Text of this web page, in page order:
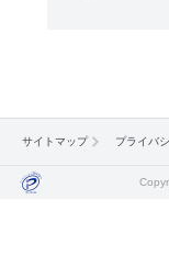
サイトマップ プライバ